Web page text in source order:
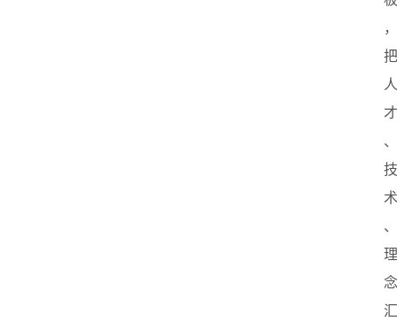
，
把
人
才
、
技
术
、
理
念
汇